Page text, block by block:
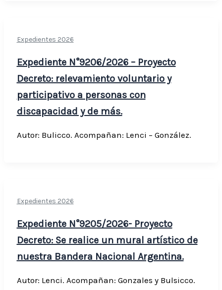
Expedientes 2026
Expediente N°9206/2026 – Proyecto
Decreto: relevamiento voluntario y
participativo a personas con
discapacidad y de más.
Autor: Bulicco. Acompañan: Lenci – González.
Expedientes 2026
Expediente N°9205/2026- Proyecto
Decreto: Se realice un mural artístico de
nuestra Bandera Nacional Argentina.
Autor: Lenci. Acompañan: Gonzales y Bulsicco.